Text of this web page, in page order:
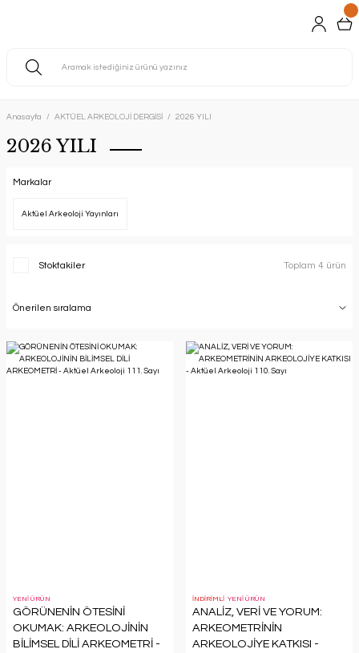
Anasayfa AKTÜEL ARKEOLOJİ DERGİSİ 2026 YILI
2026 YILI
Markalar
Aktüel Arkeoloji Yayınları
Stoktakiler Toplam 4 ürün
YENİ ÜRÜN
GÖRÜNENİN ÖTESİNİ
OKUMAK: ARKEOLOJİNİN
BİLİMSEL DİLİ ARKEOMETRİ -
İNDİRİMLİ YENİ ÜRÜN
ANALİZ, VERİ VE YORUM:
ARKEOMETRİNİN
ARKEOLOJİYE KATKISI -